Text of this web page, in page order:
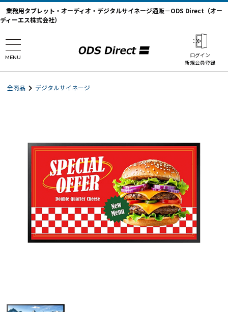
業務用タブレット・オーディオ・デジタルサイネージ通販－ODS Direct（オー
ディーエス株式会社）
MENU
ログイン
新規会員登録
全商品 デジタルサイネージ